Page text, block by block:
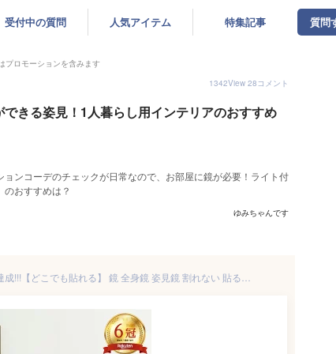
受付中の質問 人気アイテム 特集記事 質問
プロモーションを含みます
1342View 28コメント
できる姿見！1人暮らし用インテリアのおすすめ
ンコーデのチェックが日常なので、お部屋に鏡が必要！ライト付
おすすめは？
ゆみちゃんです